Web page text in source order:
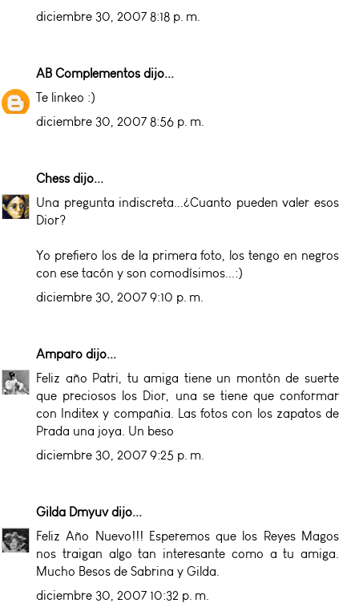
diciembre 30, 2007 8:18 p. m.
AB Complementos dijo...
Te linkeo :)
diciembre 30, 2007 8:56 p. m.
Chess dijo...
Una pregunta indiscreta...¿Cuanto pueden valer esos
Dior?
Yo prefiero los de la primera foto, los tengo en negros
con ese tacón y son comodísimos...:)
diciembre 30, 2007 9:10 p. m.
Amparo dijo...
Feliz año Patri, tu amiga tiene un montón de suerte
que preciosos los Dior, una se tiene que conformar
con Inditex y compañia. Las fotos con los zapatos de
Prada una joya. Un beso
diciembre 30, 2007 9:25 p. m.
Gilda Dmyuvdijo...
Feliz Año Nuevo!!! Esperemos que los Reyes Magos
nos traigan algo tan interesante como a tu amiga.
Mucho Besos de Sabrina y Gilda.
diciembre 30, 2007 10:32 p. m.